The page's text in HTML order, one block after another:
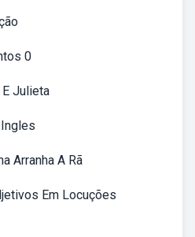
0
E Julieta
Arranha A Rã
Em Locuções